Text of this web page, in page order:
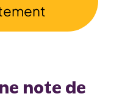
note de